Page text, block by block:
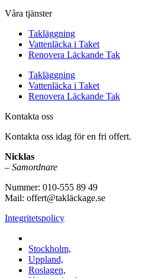
Våra tjänster
Takläggning
Vattenläcka i Taket
Renovera Läckande Tak
Takläggning
Vattenläcka i Taket
Renovera Läckande Tak
Kontakta oss
Kontakta oss idag för en fri offert.
Nicklas
– Samordnare
Nummer: 010-555 89 49
Mail: offert@takläckage.se
Integritetspolicy
Stockholm,
Uppland,
Roslagen,